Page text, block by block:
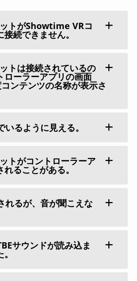
トがShowtime VRコ
続できません。
トは接続されているの
ローラーアプリの画面
ンテンツの名称が表示さ
るように見える。
トがコントローラーア
ることがある。
れるが、音が聞こえな
サウンドが読み込ま